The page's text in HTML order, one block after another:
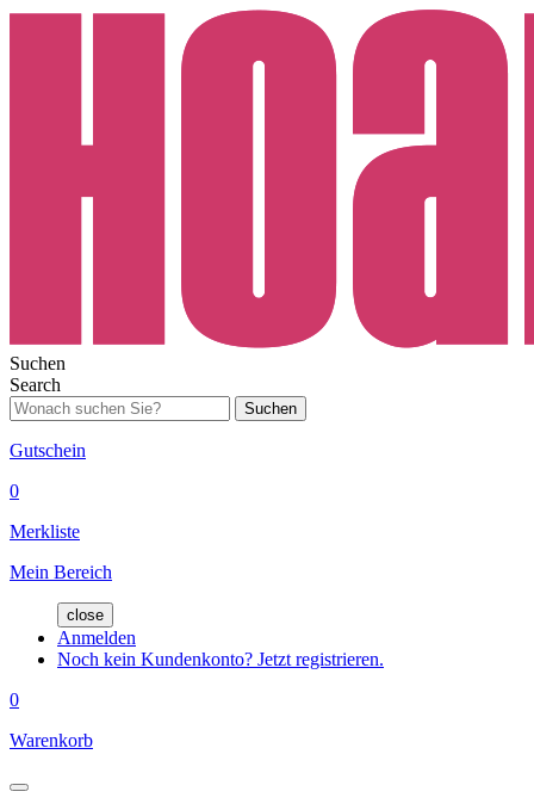
Suchen
Search
Suchen
Gutschein
0
Merkliste
Mein Bereich
close
Anmelden
Noch kein Kundenkonto? Jetzt registrieren.
0
Warenkorb